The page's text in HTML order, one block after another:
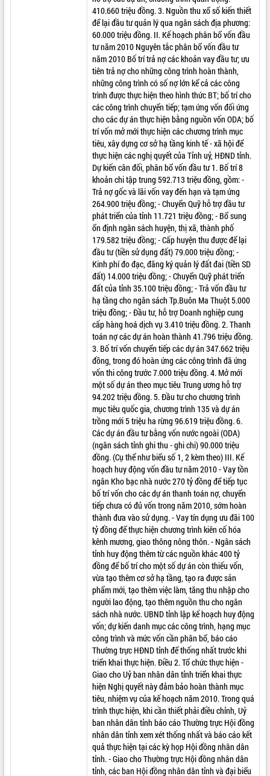
410.660 triệu đồng. 3. Nguồn thu xổ số kiến thiết
để lại đầu tư quản lý qua ngân sách địa phương:
60.000 triệu đồng. II. Kế hoạch phân bổ vốn đầu
tư năm 2010 Nguyên tắc phân bổ vốn đầu tư
năm 2010 Bố trí trả nợ các khoản vay đầu tư; ưu
tiên trả nợ cho những công trình hoàn thành,
những công trình có số nợ lớn kể cả các công
trình được thực hiện theo hình thức BT; bố trí cho
các công trình chuyển tiếp; tạm ứng vốn đối ứng
cho các dự án thực hiện bằng nguồn vốn ODA; bố
trí vốn mở mới thực hiện các chương trình mục
tiêu, xây dựng cơ sở hạ tầng kinh tế - xã hội để
thực hiện các nghị quyết của Tỉnh uỷ, HĐND tỉnh.
Dự kiến cân đối, phân bổ vốn đầu tư 1. Bố trí 8
khoản chi tập trung 592.713 triệu đồng, gồm: -
Trả nợ gốc và lãi vốn vay đến hạn và tạm ứng
264.900 triệu đồng; - Chuyển Quỹ hỗ trợ đầu tư
phát triển của tỉnh 11.721 triệu đồng; - Bổ sung
ổn định ngân sách huyện, thị xã, thành phố
179.582 triệu đồng; - Cấp huyện thu được để lại
đầu tư (tiền sử dụng đất) 79.000 triệu đồng; -
Kinh phí đo đạc, đăng ký quản lý đất đai (tiền SD
đất) 14.000 triệu đồng; - Chuyển Quỹ phát triển
đất của tỉnh 35.100 triệu đồng; - Trả vốn đầu tư
hạ tầng cho ngân sách Tp.Buôn Ma Thuột 5.000
triệu đồng; - Đầu tư, hỗ trợ Doanh nghiệp cung
cấp hàng hoá dịch vụ 3.410 triệu đồng. 2. Thanh
toán nợ các dự án hoàn thành 41.796 triệu đồng.
3. Bố trí vốn chuyển tiếp các dự án 347.662 triệu
đồng, trong đó hoàn ứng các công trình đã ứng
vốn thi công trước 7.000 triệu đồng. 4. Mở mới
một số dự án theo mục tiêu Trung ương hỗ trợ
94.202 triệu đồng. 5. Đầu tư cho chương trình
mục tiêu quốc gia, chương trình 135 và dự án
trồng mới 5 triệu ha rừng 96.619 triệu đồng. 6.
Các dự án đầu tư bằng vốn nước ngoài (ODA)
(ngân sách tỉnh ghi thu - ghi chi) 90.000 triệu
đồng. (Cụ thể như biểu số 1, 2 kèm theo) III. Kế
hoạch huy động vốn đầu tư năm 2010 - Vay tồn
ngân Kho bạc nhà nước 270 tỷ đồng để tiếp tục
bố trí vốn cho các dự án thanh toán nợ, chuyển
tiếp chưa có đủ vốn trong năm 2010, sớm hoàn
thành đưa vào sử dụng. - Vay tín dụng ưu đãi 100
tỷ đồng để thực hiện chương trình kiên cố hóa
kênh mương, giao thông nông thôn. - Ngân sách
tỉnh huy động thêm từ các nguồn khác 400 tỷ
đồng để bố trí cho một số dự án còn thiếu vốn,
vừa tạo thêm cơ sở hạ tầng, tạo ra được sản
phẩm mới, tạo thêm việc làm, tăng thu nhập cho
người lao động, tạo thêm nguồn thu cho ngân
sách nhà nước. UBND tỉnh lập kế hoạch huy động
vốn; dự kiến danh mục các công trình, hạng mục
công trình và mức vốn cần phân bổ, báo cáo
Thường trực HĐND tỉnh để thống nhất trước khi
triển khai thực hiện. Điều 2. Tổ chức thực hiện -
Giao cho Uỷ ban nhân dân tỉnh triển khai thực
hiện Nghị quyết này đảm bảo hoàn thành mục
tiêu, nhiệm vụ của kế hoạch năm 2010. Trong quá
trình thực hiện, khi cần thiết phải điều chỉnh, Uỷ
ban nhân dân tỉnh báo cáo Thường trực Hội đồng
nhân dân tỉnh xem xét thống nhất và báo cáo kết
quả thực hiện tại các kỳ họp Hội đồng nhân dân
tỉnh. - Giao cho Thường trực Hội đồng nhân dân
tỉnh, các ban Hội đồng nhân dân tỉnh và đại biểu